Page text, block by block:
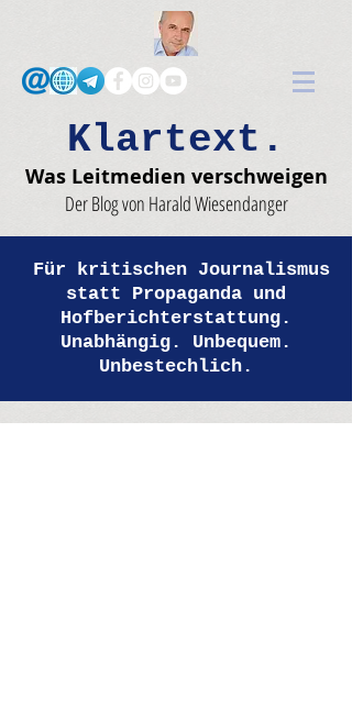
Klartext.
Was Leitmedien verschweigen
Der Blog von Harald Wiesendanger
Für kritischen Journalismus
statt Propaganda und
Hofberichterstattung.
Unabhängig. Unbequem.
Unbestechlich.